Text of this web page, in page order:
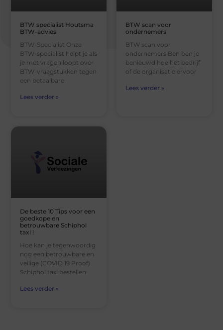
BTW specialist Houtsma
BTW-advies
BTW-Specialist Onze
BTW-specialist helpt je als
je met vragen loopt over
BTW-vraagstukken tegen
een betaalbare
Lees verder »
BTW scan voor
ondernemers
BTW scan voor
ondernemers Ben ben je
benieuwd hoe het bedrijf
of de organisatie ervoor
Lees verder »
De beste 10 Tips voor een
goedkope en
betrouwbare Schiphol
taxi !
Hoe kan je tegenwoordig
nog een betrouwbare en
veilige (COVID 19 Proof)
Schiphol taxi bestellen
Lees verder »